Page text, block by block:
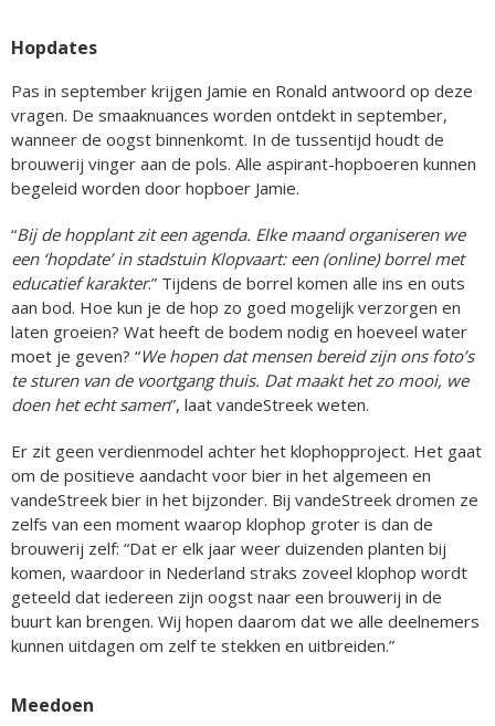
Hopdates
Pas in september krijgen Jamie en Ronald antwoord op deze
vragen. De smaaknuances worden ontdekt in september,
wanneer de oogst binnenkomt. In de tussentijd houdt de
brouwerij vinger aan de pols. Alle aspirant-hopboeren kunnen
begeleid worden door hopboer Jamie.
“Bij de hopplant zit een agenda. Elke maand organiseren we
een ‘hopdate’ in stadstuin Klopvaart: een (online) borrel met
educatief karakter.” Tijdens de borrel komen alle ins en outs
aan bod. Hoe kun je de hop zo goed mogelijk verzorgen en
laten groeien? Wat heeft de bodem nodig en hoeveel water
moet je geven? “We hopen dat mensen bereid zijn ons foto’s
te sturen van de voortgang thuis. Dat maakt het zo mooi, we
doen het echt samen”, laat vandeStreek weten.
Er zit geen verdienmodel achter het klophopproject. Het gaat
om de positieve aandacht voor bier in het algemeen en
vandeStreek bier in het bijzonder. Bij vandeStreek dromen ze
zelfs van een moment waarop klophop groter is dan de
brouwerij zelf: “Dat er elk jaar weer duizenden planten bij
komen, waardoor in Nederland straks zoveel klophop wordt
geteeld dat iedereen zijn oogst naar een brouwerij in de
buurt kan brengen. Wij hopen daarom dat we alle deelnemers
kunnen uitdagen om zelf te stekken en uitbreiden.”
Meedoen